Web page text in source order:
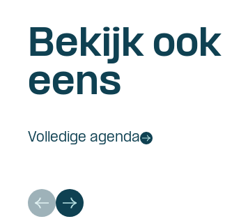
Bekijk ook
eens
Volledige agenda